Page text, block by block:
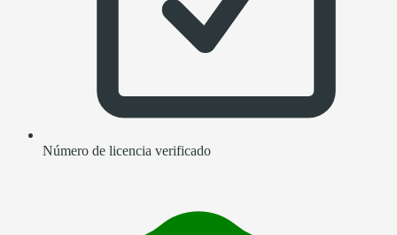
Número de licencia verificado